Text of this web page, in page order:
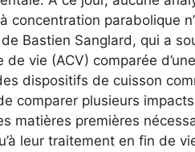
concentration parabolique
Bastien Sanglard, qui a
de vie (ACV) comparée
dispositifs de cuisson
comparer plusieurs
matières premières
leur traitement en fin de